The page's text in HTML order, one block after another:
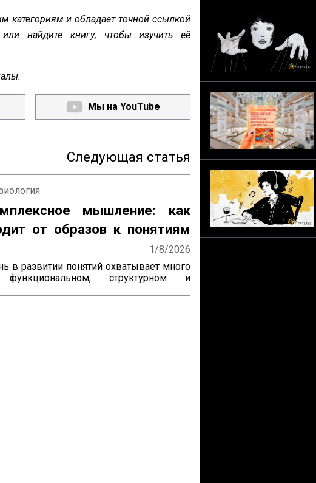
категориям и обладает точной ссылкой
найдите книгу, чтобы изучить её
Мы на YouTube
Следующая статья
мышление: как
от образов к понятиям
1/8/2026
в развитии понятий охватывает много
структурном и